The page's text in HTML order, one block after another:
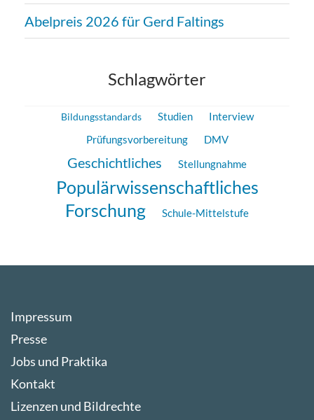
Abelpreis 2026 für Gerd Faltings
Schlagwörter
Bildungsstandards Studien
Interview
Prüfungsvorbereitung
DMV
Geschichtliches Stellungnahme
Populärwissenschaftliches
Forschung Schule-Mittelstufe
Impressum
Presse
Jobs und Praktika
Kontakt
Lizenzen und Bildrechte